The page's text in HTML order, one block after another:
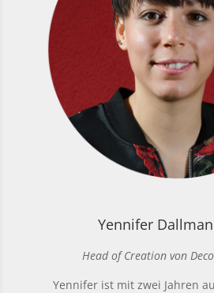
Yennifer
Head of Creation von
Yennifer ist mit zwei Jahren